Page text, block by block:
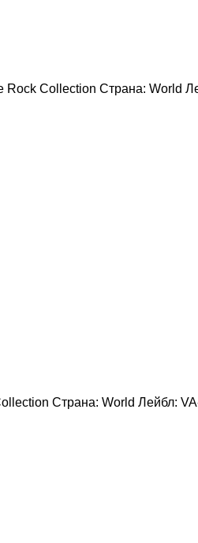
Rock Collection Страна: World
Страна: World Лейбл: